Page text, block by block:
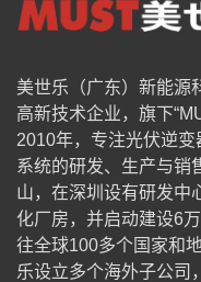
美世乐（广东）新能源
高新技术企业，旗下
2010年，专注光伏逆
系统的研发、生产与销
山，在深圳设有研发中
化厂房，并启动建设6
往全球100多个国家和
乐设立多个海外子公司